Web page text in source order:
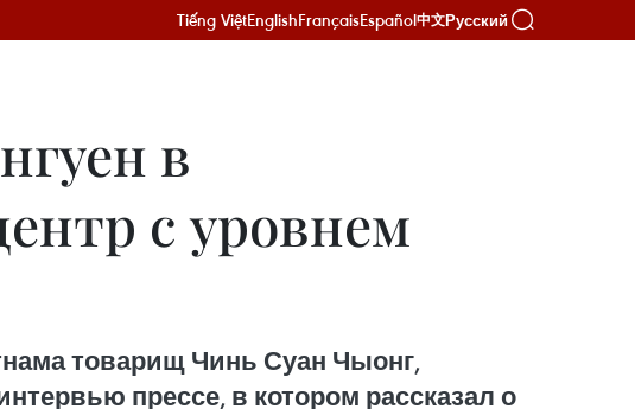
Tiếng ViệtEnglishFrançaisEspañol中文Русский
в
с уровнем
товарищ Чинь Суан Чыонг,
прессе, в котором рассказал о